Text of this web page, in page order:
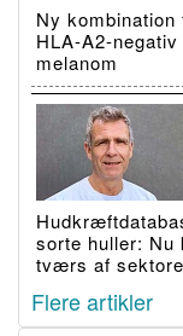
Ny
HLA-A2-
melanom
sorte huller: Nu
tværs af
Flere artikler